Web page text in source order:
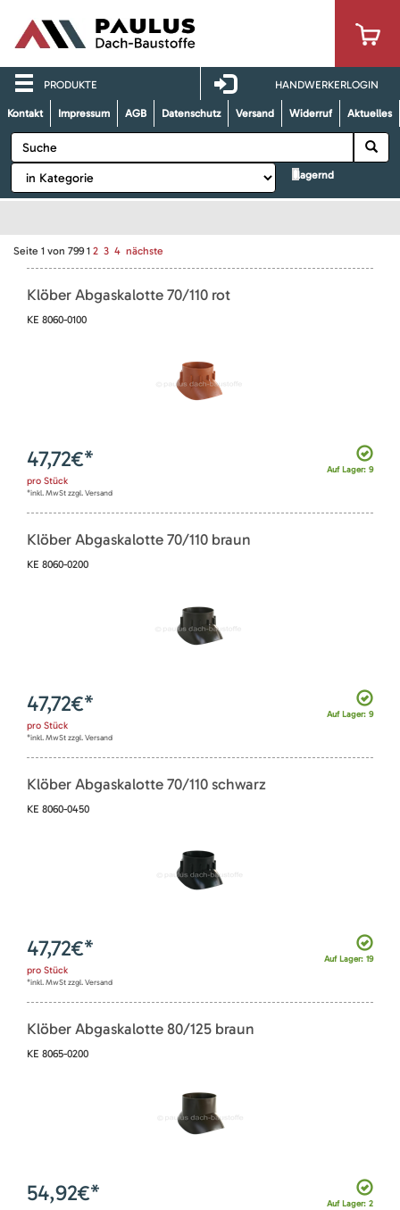
PRODUKTE HANDWERKERLOGIN
Kontakt Impressum AGB Datenschutz Versand Widerruf Aktuelles
lagernd
Seite 1 von 799 1 2 3 4 nächste
Klöber Abgaskalotte 70/110 rot
KE 8060-0100
Auf Lager: 9
47,72€*
pro Stück
*inkl. MwSt zzgl. Versand
Klöber Abgaskalotte 70/110 braun
KE 8060-0200
Auf Lager: 9
47,72€*
pro Stück
*inkl. MwSt zzgl. Versand
Klöber Abgaskalotte 70/110 schwarz
KE 8060-0450
Auf Lager: 19
47,72€*
pro Stück
*inkl. MwSt zzgl. Versand
Klöber Abgaskalotte 80/125 braun
KE 8065-0200
Auf Lager: 2
54,92€*